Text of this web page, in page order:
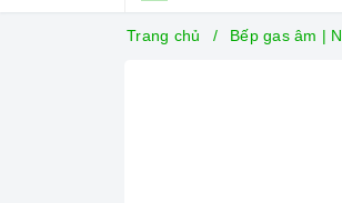
Trang chủ Bếp gas âm |